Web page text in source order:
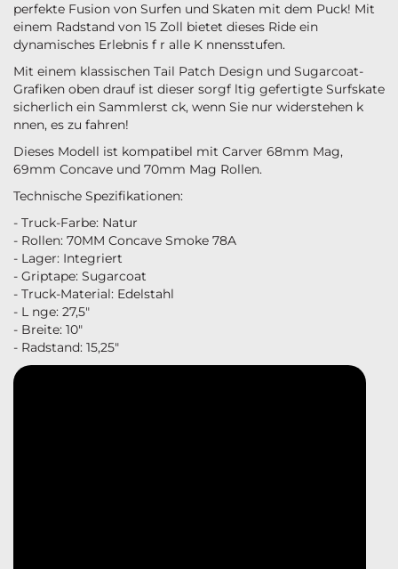
perfekte Fusion von Surfen und Skaten mit dem Puck! Mit
einem Radstand von 15 Zoll bietet dieses Ride ein
dynamisches Erlebnis f r alle K nnensstufen.
Mit einem klassischen Tail Patch Design und Sugarcoat-
Grafiken oben drauf ist dieser sorgf ltig gefertigte Surfskate
sicherlich ein Sammlerst ck, wenn Sie nur widerstehen k
nnen, es zu fahren!
Dieses Modell ist kompatibel mit Carver 68mm Mag,
69mm Concave und 70mm Mag Rollen.
Technische Spezifikationen:
- Truck-Farbe: Natur
- Rollen: 70MM Concave Smoke 78A
- Lager: Integriert
- Griptape: Sugarcoat
- Truck-Material: Edelstahl
- L nge: 27,5"
- Breite: 10"
- Radstand: 15,25"